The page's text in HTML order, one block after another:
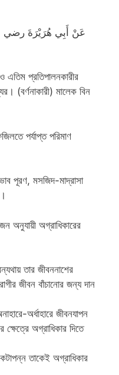
عَنْ أَبِي هُرَيْرَةَ رضي
এতিম প্রতিপালনকারীর
(বর্ণনাকারী) মালেক বিন
পর্যাপ্ত পরিমাণ
পূরণ, মসজিদ-মাদ্রাসা
অনুযায়ী অগ্রাধিকারের
তার জীবননাশের
জীবন বাঁচানোর জন্য দান
অর্ধাহারে জীবনযাপন
অগ্রাধিকার দিতে
তাকেই অগ্রাধিকার